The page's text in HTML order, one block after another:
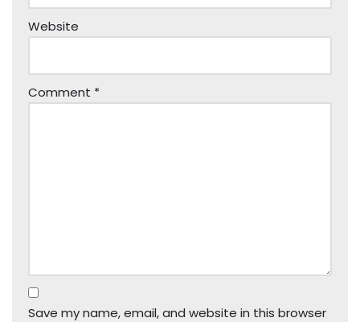
Website
Comment *
Save my name, email, and website in this browser